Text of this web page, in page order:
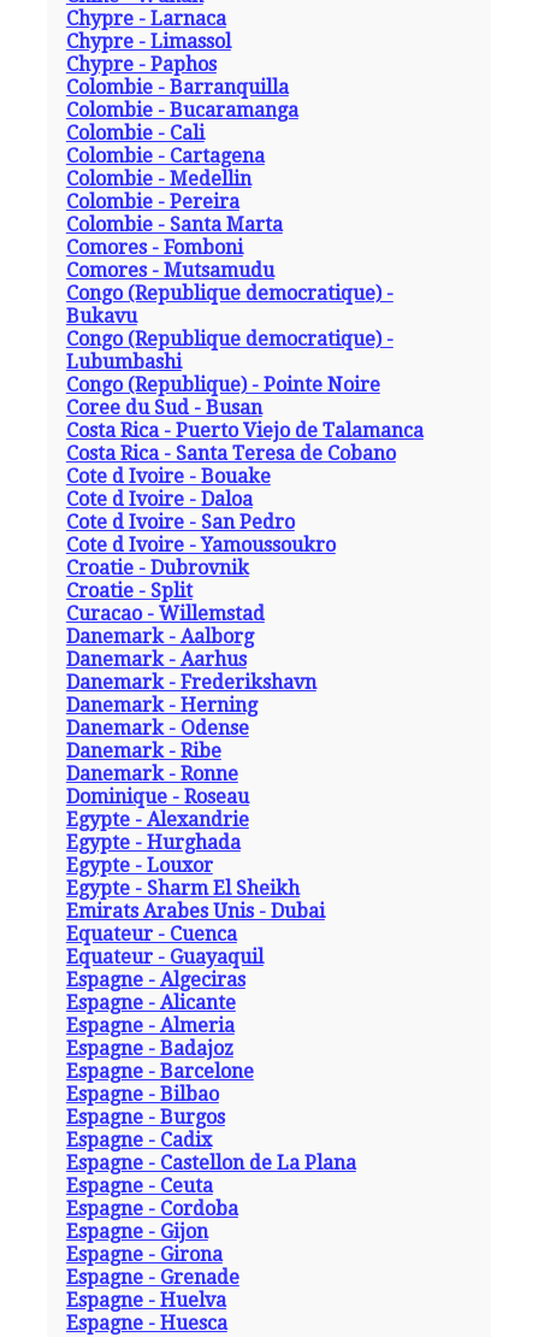
Chypre - Larnaca
Chypre - Limassol
Chypre - Paphos
Colombie - Barranquilla
Colombie - Bucaramanga
Colombie - Cali
Colombie - Cartagena
Colombie - Medellin
Colombie - Pereira
Colombie - Santa Marta
Comores - Fomboni
Comores - Mutsamudu
Congo (Republique democratique) -
Bukavu
Congo (Republique democratique) -
Lubumbashi
Congo (Republique) - Pointe Noire
Coree du Sud - Busan
Costa Rica - Puerto Viejo de Talamanca
Costa Rica - Santa Teresa de Cobano
Cote d Ivoire - Bouake
Cote d Ivoire - Daloa
Cote d Ivoire - San Pedro
Cote d Ivoire - Yamoussoukro
Croatie - Dubrovnik
Croatie - Split
Curacao - Willemstad
Danemark - Aalborg
Danemark - Aarhus
Danemark - Frederikshavn
Danemark - Herning
Danemark - Odense
Danemark - Ribe
Danemark - Ronne
Dominique - Roseau
Egypte - Alexandrie
Egypte - Hurghada
Egypte - Louxor
Egypte - Sharm El Sheikh
Emirats Arabes Unis - Dubai
Equateur - Cuenca
Equateur - Guayaquil
Espagne - Algeciras
Espagne - Alicante
Espagne - Almeria
Espagne - Badajoz
Espagne - Barcelone
Espagne - Bilbao
Espagne - Burgos
Espagne - Cadix
Espagne - Castellon de La Plana
Espagne - Ceuta
Espagne - Cordoba
Espagne - Gijon
Espagne - Girona
Espagne - Grenade
Espagne - Huelva
Espagne - Huesca